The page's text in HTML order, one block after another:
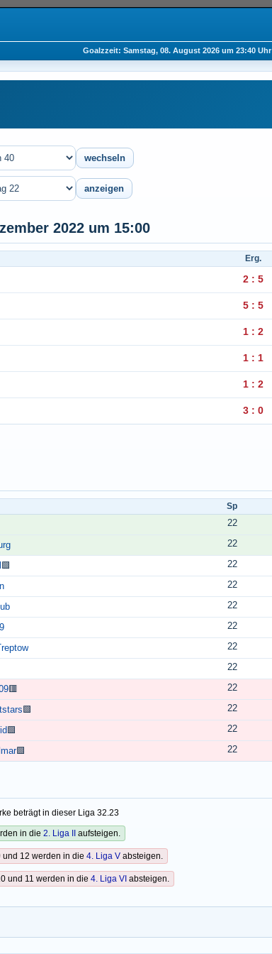
Goalzzeit: Samstag, 08. August 2026 um 23:40 Uhr
2022 um 15:00
Erg.
2 : 5
5 : 5
1 : 2
1 : 1
1 : 2
3 : 0
Sp
22
22
🟩 22
22
22
22
22
22
🟥 22
🟩 22
🟩 22
🟩 22
beträgt in dieser Liga 32.23
in die 2. Liga II aufsteigen.
und 12 werden in die 4. Liga V absteigen.
und 11 werden in die 4. Liga VI absteigen.